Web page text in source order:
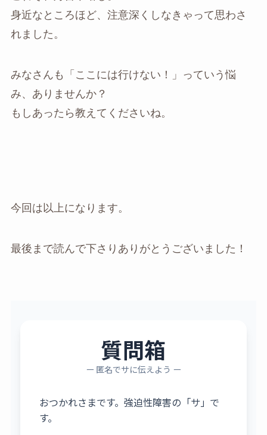
身近なところほど、注意深くしなきゃって思わさ
れました。
みなさんも「ここには行けない！」っていう悩
み、ありませんか？
もしあったら教えてくださいね。
今回は以上になります。
最後まで読んで下さりありがとうございました！
質問箱
ー 匿名でサに伝えよう ー
おつかれさまです。強迫性障害の「サ」で
す。